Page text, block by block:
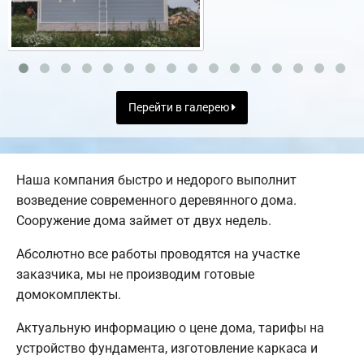
Перейти в галерею
Наша компания быстро и недорого выполнит
возведение современного деревянного дома.
Сооружение дома займет от двух недель.
Абсолютно все работы проводятся на участке
заказчика, мы не производим готовые
домокомплекты.
Актуальную информацию о цене дома, тарифы на
устройство фундамента, изготовление каркаса и